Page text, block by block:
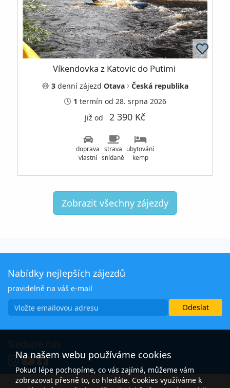
Víkendovka z Katovic do Putimi
3dennízájezd Otava
Česká republika
1 termín od 28. srpna 2026
Již od 2 390 Kč
doprava
vlastní
strava
snídaně
ubytování
kemp
Zobrazit všechny zájezdy
Nabídky nejlepších zájezdů
pravidelně na váš e-mail
Na našem webu používáme cookies
Pokud lépe pochopíme, co vás zajímá, můžeme vám
zobrazovat přesně to, co hledáte. Cookies využíváme k